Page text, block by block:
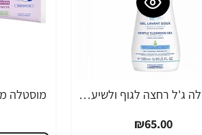
מוסטלה ג'ל רחצה לגוף ולשיער לתינוקות וילדים 500 מ"ל - מבית Mustela
₪65.00